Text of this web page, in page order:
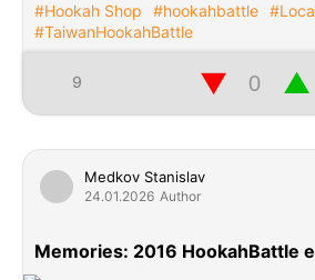
#Hookah Shop
#hookahbattle
#TaiwanHookahBattle
9 ▲
▼
Medkov Stanislav
24.01.2026 Author
Memories: 2016 HookahBattle